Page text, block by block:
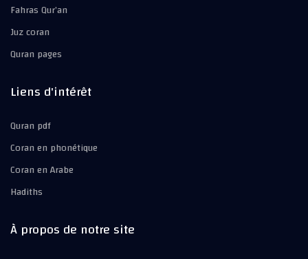
Fahras Qur’an
Juz coran
Quran pages
Liens d'intérêt
Quran pdf
Coran en phonétique
Coran en Arabe
Hadiths
À propos de notre site